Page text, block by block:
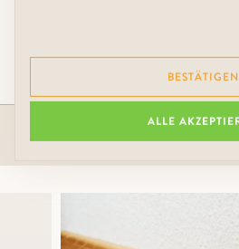
WIR BIETEN IHNEN
BESTÄTIGEN
ALLE